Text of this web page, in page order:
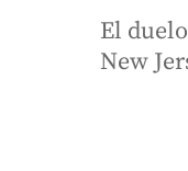
El
New